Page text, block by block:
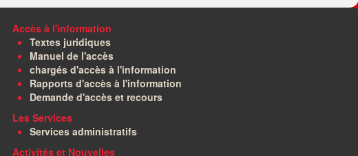
Accès à l'information
Textes juridiques
Manuel de l'accès
chargés d'accès à l'information
Rapports d'accès à l'information
Demande d'accès et recours
Les Services
Services administratifs
Activités et Nouvelles